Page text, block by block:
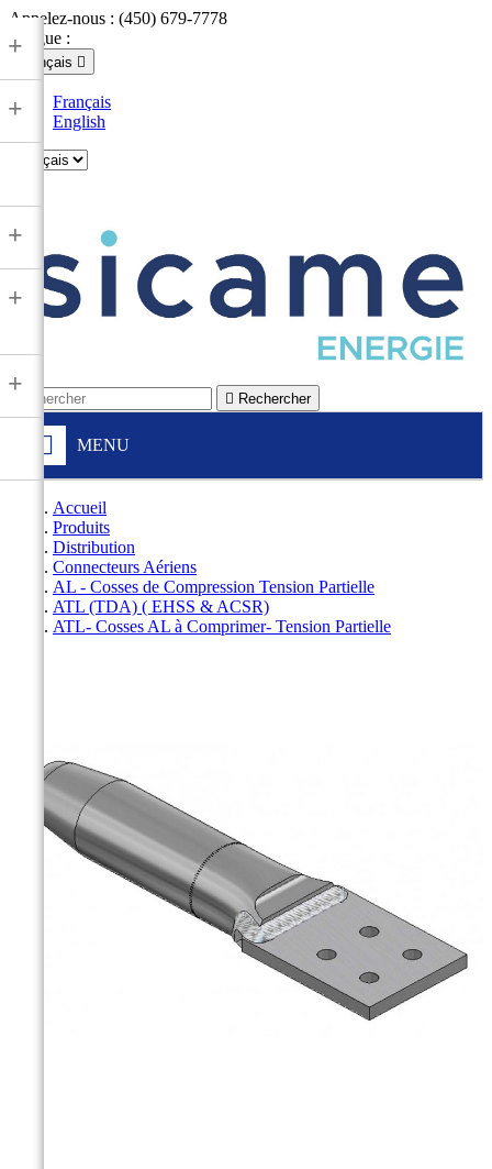
Appelez-nous : (450) 679-7778
Langue :
Français 
Français
English
 Rechercher
MENU
+
+
+
+
+
Accueil
Produits
Distribution
Connecteurs Aériens
AL - Cosses de Compression Tension Partielle
ATL (TDA) ( EHSS & ACSR)
ATL- Cosses AL à Comprimer- Tension Partielle